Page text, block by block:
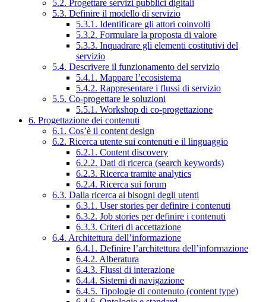
5.2. Progettare servizi pubblici digitali
5.3. Definire il modello di servizio
5.3.1. Identificare gli attori coinvolti
5.3.2. Formulare la proposta di valore
5.3.3. Inquadrare gli elementi costitutivi del
servizio
5.4. Descrivere il funzionamento del servizio
5.4.1. Mappare l’ecosistema
5.4.2. Rappresentare i flussi di servizio
5.5. Co-progettare le soluzioni
5.5.1. Workshop di co-progettazione
6. Progettazione dei contenuti
6.1. Cos’è il content design
6.2. Ricerca utente sui contenuti e il linguaggio
6.2.1. Content discovery
6.2.2. Dati di ricerca (search keywords)
6.2.3. Ricerca tramite analytics
6.2.4. Ricerca sui forum
6.3. Dalla ricerca ai bisogni degli utenti
6.3.1. User stories per definire i contenuti
6.3.2. Job stories per definire i contenuti
6.3.3. Criteri di accettazione
6.4. Architettura dell’informazione
6.4.1. Definire l’architettura dell’informazione
6.4.2. Alberatura
6.4.3. Flussi di interazione
6.4.4. Sistemi di navigazione
6.4.5. Tipologie di contenuto (content type)